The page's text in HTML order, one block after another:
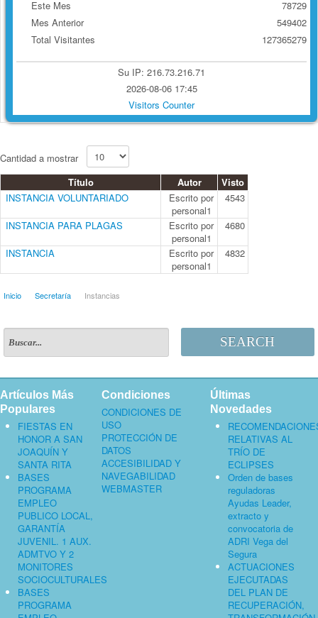
Este Mes
Mes Anterior
Total Visitantes
78729
549402
127365279
Su IP: 216.73.216.71
2026-08-06 17:45
Visitors Counter
Cantidad a mostrar
Título
Autor
Visto
INSTANCIA VOLUNTARIADO
Escrito por
personal1
4543
INSTANCIA PARA PLAGAS
Escrito por
personal1
4680
INSTANCIA
Escrito por
personal1
4832
Inicio Secretaría Instancias
SEARCH
Artículos Más
Populares
FIESTAS EN
HONOR A SAN
JOAQUÍN Y
SANTA RITA
BASES
PROGRAMA
EMPLEO
PUBLICO LOCAL,
GARANTÍA
JUVENIL. 1 AUX.
ADMTVO Y 2
MONITORES
SOCIOCULTURALES
BASES
PROGRAMA
Condiciones
CONDICIONES DE
USO
PROTECCIÓN DE
DATOS
ACCESIBILIDAD Y
NAVEGABILIDAD
WEBMASTER
Últimas
Novedades
RELATIVAS AL
TRÍO DE
ECLIPSES
Orden de bases
reguladoras
Ayudas Leader,
extracto y
convocatoria de
ADRI Vega del
Segura
ACTUACIONES
EJECUTADAS
DEL PLAN DE
RECUPERACIÓN,